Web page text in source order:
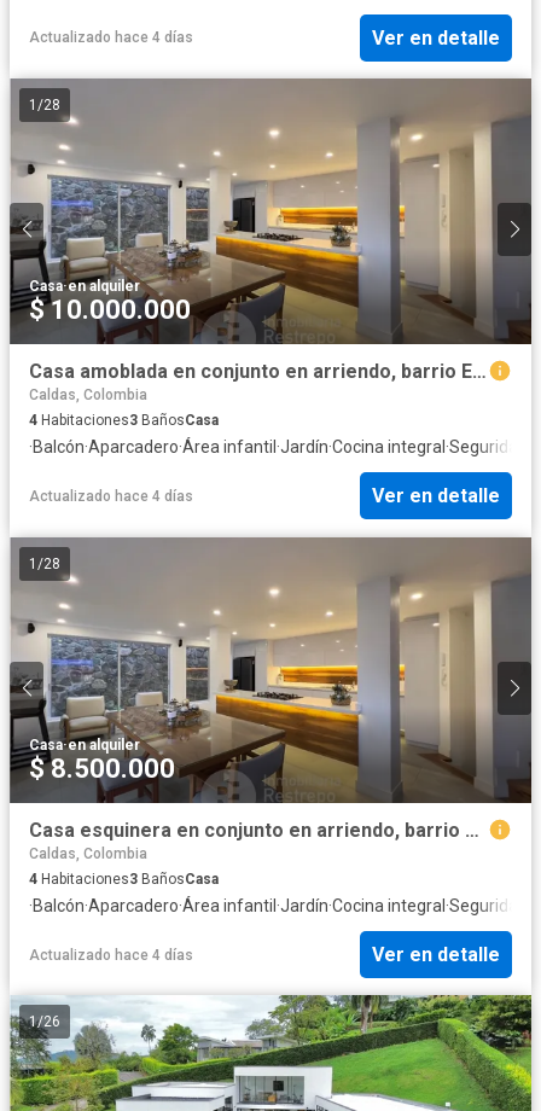
Actualizado hace 4 días Ver en detalle
1 /28
Casa·en alquiler
$ 10.000.000
Casa amoblada en conjunto en arriendo, barrio El Trébol, Manizales
Caldas, Colombia
4 Habitaciones3 BañosCasa
·Balcón·Aparcadero·Área infantil ·Jardín·Cocina integral ·Seguridad
Actualizado hace 4 días Ver en detalle
1 /28
Casa·en alquiler
$ 8.500.000
Casa esquinera en conjunto en arriendo, barrio El Trébol, Manizales
Caldas, Colombia
4 Habitaciones3 BañosCasa
·Balcón·Aparcadero·Área infantil ·Jardín·Cocina integral ·Seguridad
Actualizado hace 4 días Ver en detalle
1/26